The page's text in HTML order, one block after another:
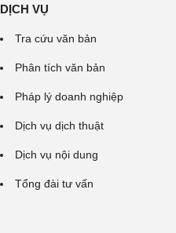
DỊCH VỤ
Tra cứu văn bản
Phân tích văn bản
Pháp lý doanh nghiệp
Dịch vụ dịch thuật
Dịch vụ nội dung
Tổng đài tư vấn